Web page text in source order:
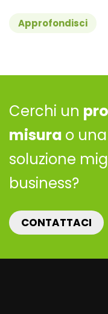
Approfondisci
Cerchi un
misura o una
soluzione
business?
CONTATTACI